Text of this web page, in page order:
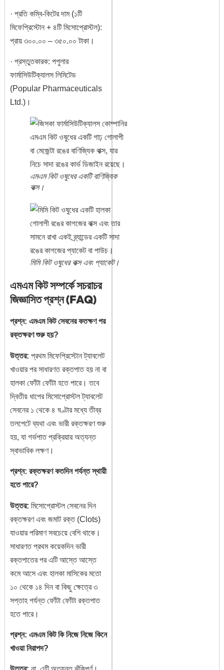
· প্রতি কম্বি-কিটের দাম (১টি
মিফেপ্রিস্টোন + ৪টি মিসোপ্রোস্টল):
প্রায় ৩০০.০০ – ৩৫০.০০ টাকা।
· প্রস্তুতকারক: পপুলার
ফার্মাসিউটিক্যালস লিমিটেড
(Popular Pharmaceuticals
Ltd.)।
এমএম কিট ওষুধের একটি বাণিজ্যিক
বাক্স।
মিমি কিট ওষুধের বাক্স এবং প্যাকেট।
এমএম কিট সম্পর্কে সচরাচর
জিজ্ঞাসিত প্রশ্ন (FAQ)
প্রশ্ন: এমএম কিট সেবনের কতক্ষণ পর
রক্তক্ষরণ শুরু হয়?
উত্তর: প্রথম মিফেপ্রিস্টোন ট্যাবলেট
খাওয়ার পর সাধারণত রক্তপাত হয় না বা
হালকা ফোঁটা ফোঁটা হতে পারে। তবে
দ্বিতীয় ধাপের মিসোপ্রোস্টল ট্যাবলেট
সেবনের ১ থেকে ৪ ঘণ্টার মধ্যে তীব্র
তলপেটে ব্যথা এবং ভারী রক্তক্ষরণ শুরু
হয়, যা গর্ভপাত প্রক্রিয়ার অত্যন্ত
স্বাভাবিক লক্ষণ।
প্রশ্ন: রক্তক্ষরণ কতদিন পর্যন্ত স্থায়ী
হতে পারে?
উত্তর: মিসোপ্রোস্টল সেবনের দিন
রক্তক্ষরণ এবং জমাট রক্ত (Clots)
যাওয়ার পরিমাণ সবচেয়ে বেশি থাকে।
সাধারণত প্রথম কয়েকদিন ভারী
রক্তপাতের পর এটি আস্তে আস্তে
কমে আসে এবং হালকা মাসিকের মতো
১০ থেকে ১৪ দিন বা কিছু ক্ষেত্রে ৩
সপ্তাহ পর্যন্ত ফোঁটা ফোঁটা রক্তপাত
হতে পারে।
প্রশ্ন: এমএম কিট কি নিজে নিজে কিনে
খাওয়া নিরাপদ?